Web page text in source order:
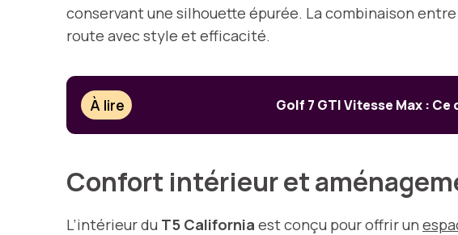
conservant une silhouette épurée. La combinaison
route avec style et efficacité.
À lire Golf 7 GTI Vitesse Max :
Confort intérieur et
L’intérieur du T5 California est conçu pour offrir un